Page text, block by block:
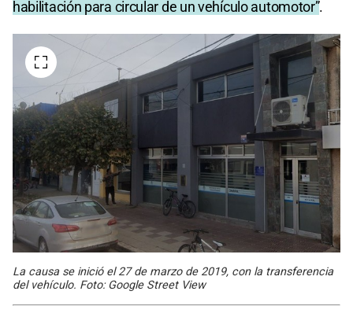
habilitación para circular de un vehículo automotor”.
La causa se inició el 27 de marzo de 2019, con la transferencia
del vehículo. Foto: Google Street View